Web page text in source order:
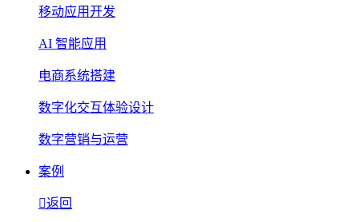
移动应用开发
AI 智能应用
电商系统搭建
数字化交互体验设计
数字营销与运营
案例
返回